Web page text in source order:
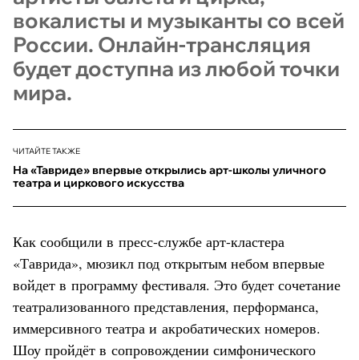
вокалисты и музыканты со всей
России. Онлайн-трансляция
будет доступна из любой точки
мира.
ЧИТАЙТЕ ТАКЖЕ
На «Тавриде» впервые открылись арт-школы уличного
театра и циркового искусства
Как сообщили в пресс-службе арт-кластера
«Таврида», мюзикл под открытым небом впервые
войдет в программу фестиваля. Это будет сочетание
театрализованного представления, перформанса,
иммерсивного театра и акробатических номеров.
Шоу пройдёт в сопровождении симфонического